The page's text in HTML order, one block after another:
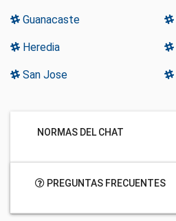
Guanacaste
Heredia
San Jose
NORMAS DEL CHAT
PREGUNTAS FRECUENTES